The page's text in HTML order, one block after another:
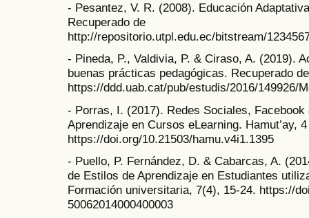
- Pesantez, V. R. (2008). Educación
Recuperado de
http://repositorio.utpl.edu.ec/bitstream/
- Pineda, P., Valdivia, P. & Ciraso, A. (2019).
buenas prácticas pedagógicas. Recuperado de
https://ddd.uab.cat/pub/estudis/2016/149926/
- Porras, I. (2017). Redes Sociales,
Aprendizaje en Cursos eLearning. Hamut’ay,
https://doi.org/10.21503/hamu.v4i1.1395
- Puello, P. Fernández, D. & Cabarcas, A.
de Estilos de Aprendizaje en Estudiantes
Formación universitaria, 7(4), 15-24. https://
50062014000400003